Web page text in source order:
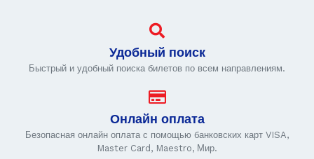
Удобный поиск
Быстрый и удобный поиска билетов по всем направлениям.
Онлайн оплата
Безопасная онлайн оплата с помощью банковских карт VISA,
Master Card, Maestro, Мир.